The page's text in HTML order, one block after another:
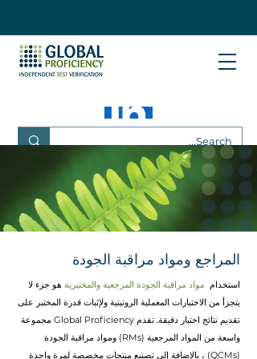
المراجع ومواد مراقبة الجودة
استخدام مواد مراقبة الجودة المرجعية والمختبرية هو جزء لا
يتجزأ من الاختبارات المعملية الروتينية ولإثبات قدرة المختبر على
تقديم نتائج اختبار دقيقة. تقدم Global Proficiency مجموعة
واسعة من المواد المرجعية (RMs) ومواد مراقبة الجودة
(QCMs) ، بالإضافة إلى تصنيع منتجات مخصصة لمرة واحدة